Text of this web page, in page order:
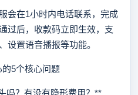
在1小时内电话联系，完成
过后，收款码立即生效，支
设置语音播报等功能。
5个核心问题
？有没有隐形费用？**